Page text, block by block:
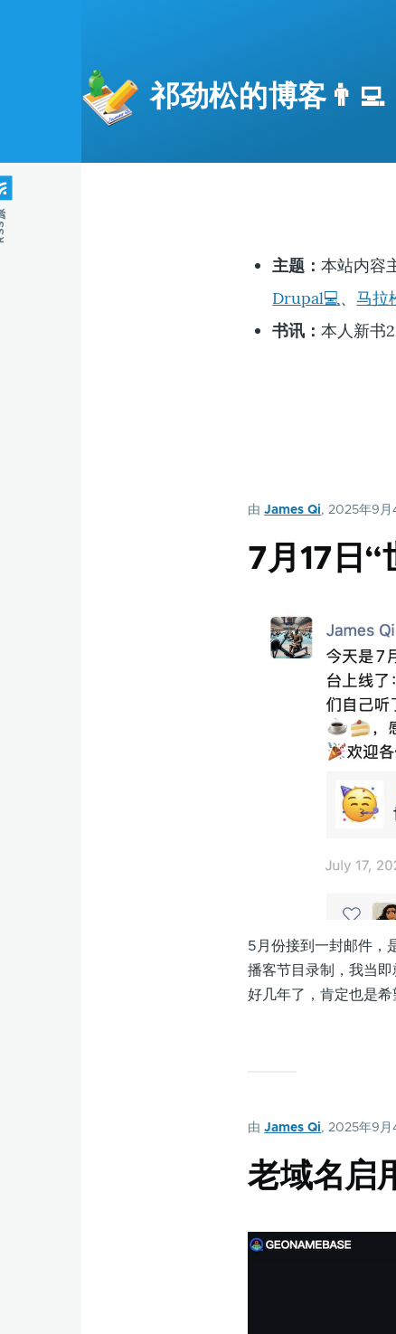
祁劲松的博客👨‍💻
主题：本站内容
Drupal💻 、马拉
书讯：本人新书
由James Qi, 2025年9月
7月17日“
5月份接到一封邮件，
播客节目录制，我当
好几年了，肯定也是
由James Qi, 2025年9月
老域名启